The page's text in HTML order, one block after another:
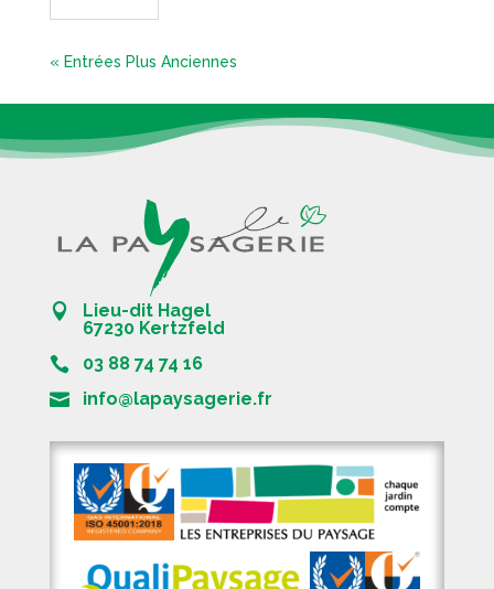
« Entrées Plus Anciennes
Lieu-dit Hagel
67230 Kertzfeld
03 88 74 74 16
info@lapaysagerie.fr